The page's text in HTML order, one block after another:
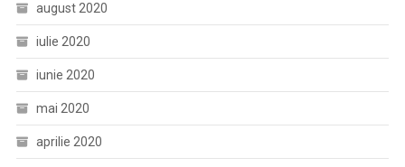
august 2020
iulie 2020
iunie 2020
mai 2020
aprilie 2020